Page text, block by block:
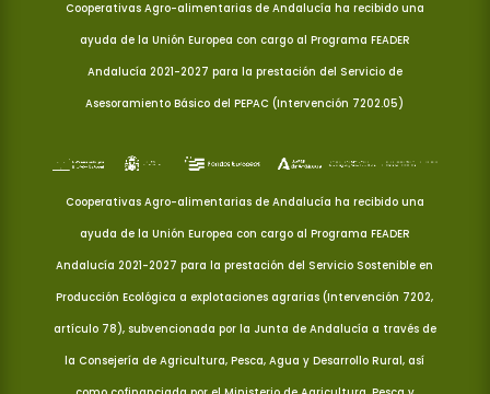
Cooperativas Agro-alimentarias de Andalucía ha recibido una
ayuda de la Unión Europea con cargo al Programa FEADER
Andalucía 2021-2027 para la prestación del Servicio de
Asesoramiento Básico del PEPAC (Intervención 7202.05)
Cooperativas Agro-alimentarias de Andalucía ha recibido una
ayuda de la Unión Europea con cargo al Programa FEADER
Andalucía 2021-2027 para la prestación del Servicio Sostenible en
Producción Ecológica a explotaciones agrarias (Intervención 7202,
artículo 78), subvencionada por la Junta de Andalucía a través de
la Consejería de Agricultura, Pesca, Agua y Desarrollo Rural, así